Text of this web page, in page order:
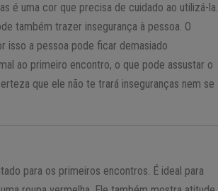
é uma cor que precisa de cuidado ao utilizá-la.
também trazer insegurança à pessoa. O
isso a pessoa pode ficar demasiado
ao primeiro encontro, o que pode assustar o
que ele não te trará inseguranças nem se
para os primeiros encontros. É ideal para